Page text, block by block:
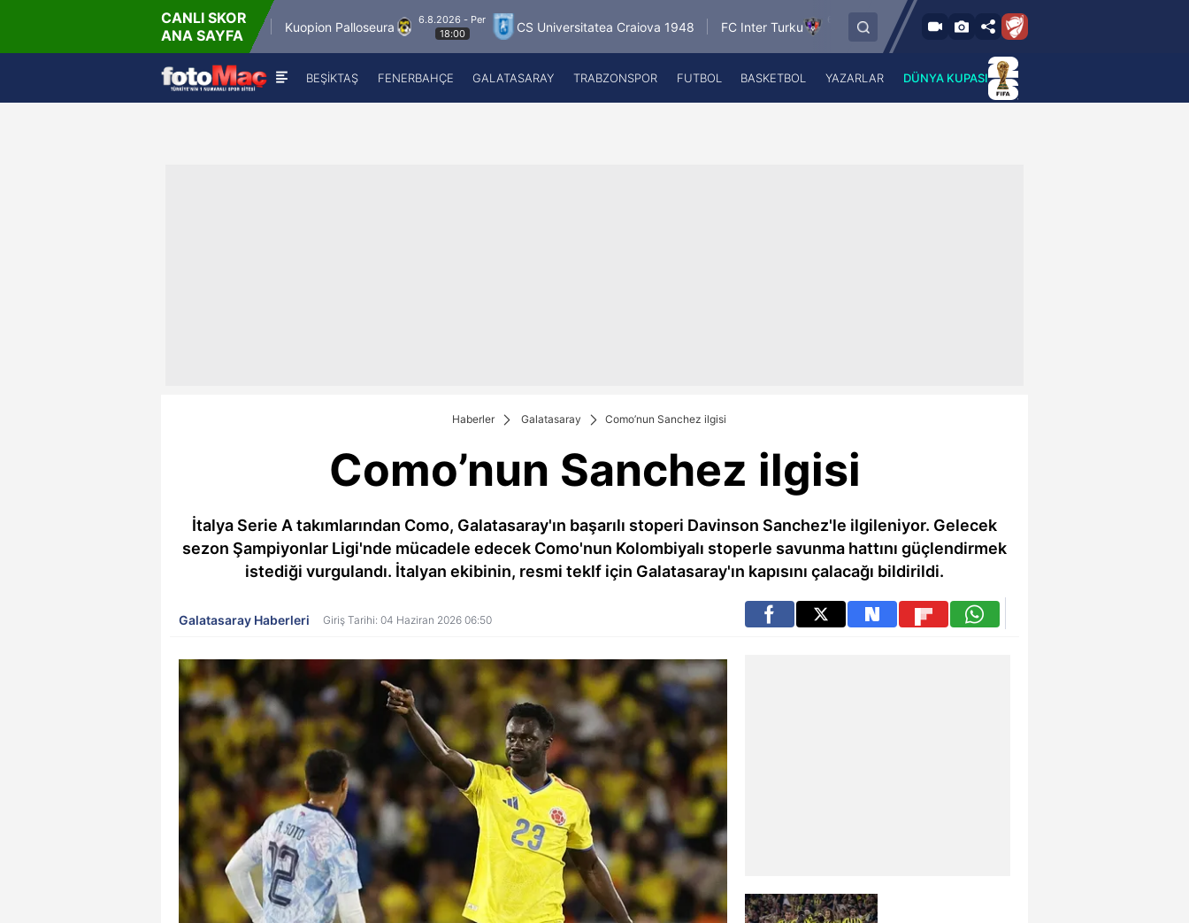
CANLI SKOR
ANA SAYFA
Winner Match 12 Kuopion Palloseura
6.8.2026 - Per
18:00
CS Universitatea Craiova 1948 FC Inter Turku
6.8.2026 - Per
18:00
FC Vaduz Jagiellonia Bialystok
A Haber Radyo
BEŞİKTAŞ FENERBAHÇE GALATASARAY TRABZONSPOR FUTBOL BASKETBOL YAZARLAR DÜNYA KUPASI
Haberler Galatasaray Como’nun Sanchez ilgisi
Como’nun Sanchez ilgisi
İtalya Serie A takımlarından Como, Galatasaray'ın başarılı stoperi Davinson Sanchez'le ilgileniyor. Gelecek
sezon Şampiyonlar Ligi'nde mücadele edecek Como'nun Kolombiyalı stoperle savunma hattını güçlendirmek
istediği vurgulandı. İtalyan ekibinin, resmi teklf için Galatasaray'ın kapısını çalacağı bildirildi.
Galatasaray Haberleri Giriş Tarihi: 04 Haziran 2026 06:50